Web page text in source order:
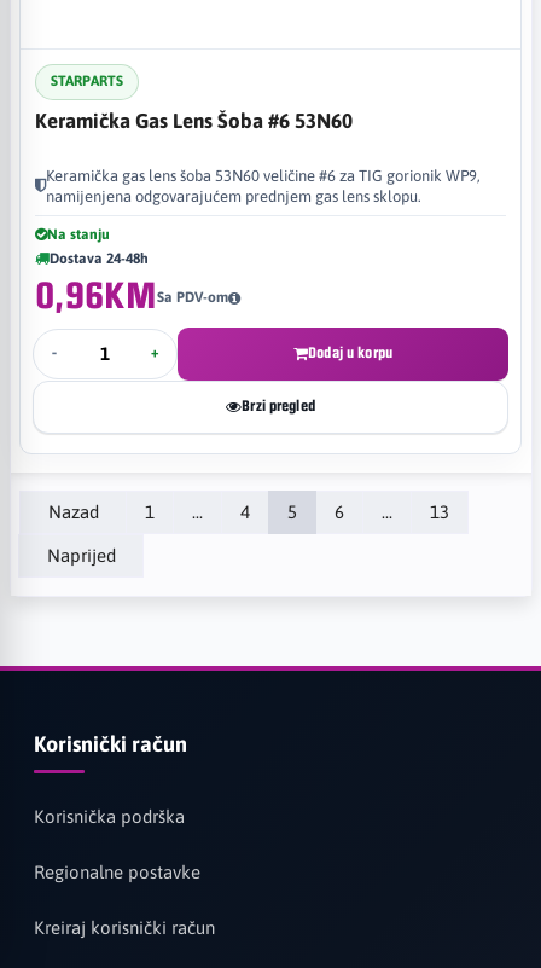
STARPARTS
Keramička Gas Lens Šoba #6 53N60
Keramička gas lens šoba 53N60 veličine #6 za TIG gorionik WP9,
namijenjena odgovarajućem prednjem gas lens sklopu.
Na stanju
Dostava 24-48h
0,96KMSa PDV-om
- + Dodaj u korpu
Brzi pregled
Nazad 1 ... 4 5 6 ... 13
Naprijed
Korisnički račun
Korisnička podrška
Regionalne postavke
Kreiraj korisnički račun